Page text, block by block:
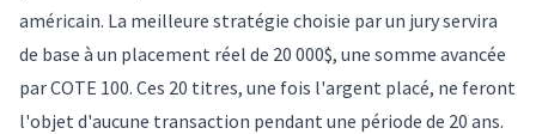
américain. La meilleure stratégie choisie par un jury servira
de base à un placement réel de 20 000$, une somme avancée
par COTE 100. Ces 20 titres, une fois l'argent placé, ne feront
l'objet d'aucune transaction pendant une période de 20 ans.